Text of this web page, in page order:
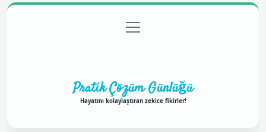
Gizlilik Politikası
menüyü
aç
Pratik Çözüm Günlüğü
Hayatını kolaylaştıran zekice fikirler!